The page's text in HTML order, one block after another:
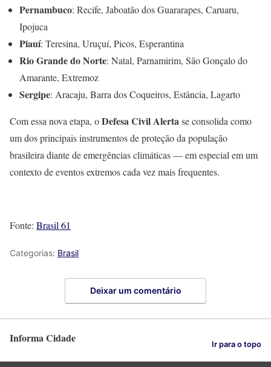
Pernambuco: Recife, Jaboatão dos Guararapes, Caruaru,
Ipojuca
Piauí: Teresina, Uruçuí, Picos, Esperantina
Rio Grande do Norte: Natal, Parnamirim, São Gonçalo do
Amarante, Extremoz
Sergipe: Aracaju, Barra dos Coqueiros, Estância, Lagarto
Com essa nova etapa, oDefesa Civil Alertase consolida como
um dos principais instrumentos de proteção da população
brasileira diante de emergências climáticas — em especial em um
contexto de eventos extremos cada vez mais frequentes.
Fonte: Brasil 61
Categorias: Brasil
Deixar um comentário
Informa Cidade Ir para o topo